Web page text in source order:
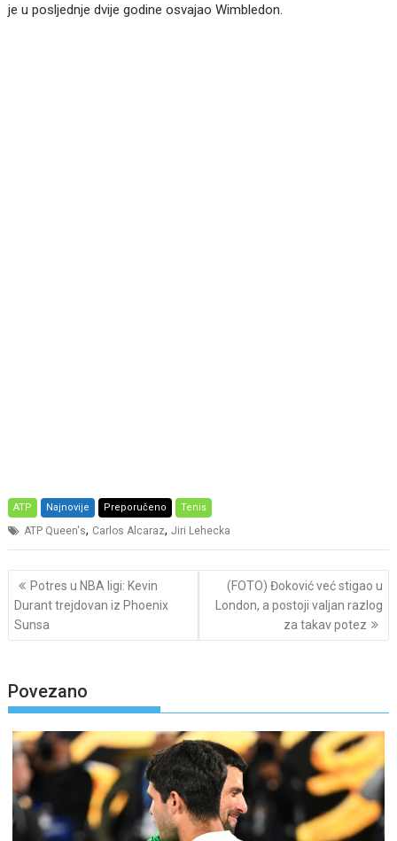
je u posljednje dvije godine osvajao Wimbledon.
ATP Najnovije Preporučeno Tenis
ATP Queen's, Carlos Alcaraz,Jiri Lehecka
Post
navigation
Potres u NBA ligi: Kevin
Durant trejdovan iz Phoenix
Sunsa
(FOTO) Đoković već stigao u
London, a postoji valjan razlog
za takav potez
Povezano